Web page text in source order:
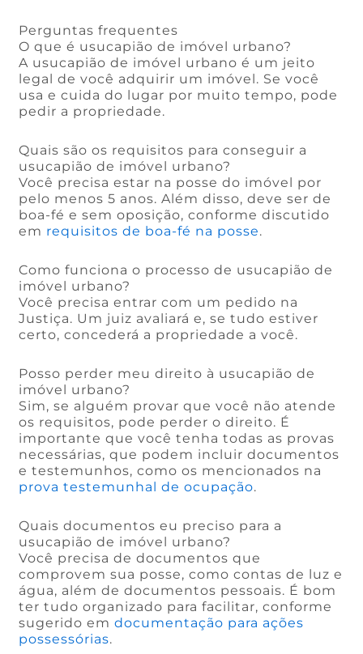
Perguntas frequentes
O que é usucapião de imóvel urbano?
A usucapião de imóvel urbano é um jeito
legal de você adquirir um imóvel. Se você
usa e cuida do lugar por muito tempo, pode
pedir a propriedade.
Quais são os requisitos para conseguir a
usucapião de imóvel urbano?
Você precisa estar na posse do imóvel por
pelo menos 5 anos. Além disso, deve ser de
boa-fé e sem oposição, conforme discutido
em requisitos de boa-fé na posse.
Como funciona o processo de usucapião de
imóvel urbano?
Você precisa entrar com um pedido na
Justiça. Um juiz avaliará e, se tudo estiver
certo, concederá a propriedade a você.
Posso perder meu direito à usucapião de
imóvel urbano?
Sim, se alguém provar que você não atende
os requisitos, pode perder o direito. É
importante que você tenha todas as provas
necessárias, que podem incluir documentos
e testemunhos, como os mencionados na
prova testemunhal de ocupação.
Quais documentos eu preciso para a
usucapião de imóvel urbano?
Você precisa de documentos que
comprovem sua posse, como contas de luz e
água, além de documentos pessoais. É bom
ter tudo organizado para facilitar, conforme
sugerido emdocumentação para ações
possessórias.